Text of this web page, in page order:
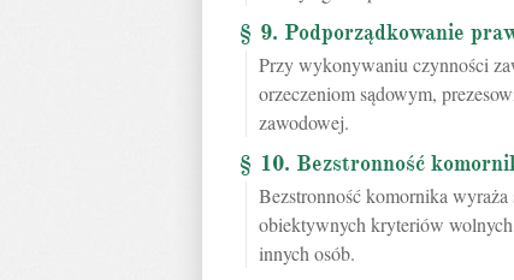
§ 9. Podporządkowanie
Przy wykonywaniu czynności
orzeczeniom sądowym,
zawodowej.
§ 10. Bezstronność
Bezstronność komornika
obiektywnych kryteriów
innych osób.